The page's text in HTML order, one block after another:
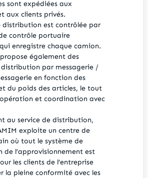
sont expédiées aux
aux clients privés.
distribution est contrôlée par
contrôle portuaire
enregistre chaque camion.
propose également des
par messagerie /
en fonction des
du poids des articles, le tout
et coordination avec
au service de distribution,
exploite un centre de
où tout le système de
de l’approvisionnement est
les clients de l’entreprise
la pleine conformité avec les